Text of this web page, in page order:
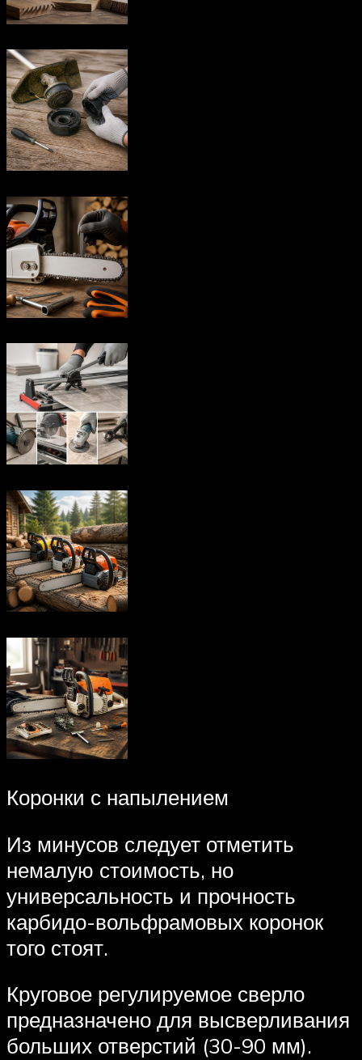
Коронки с напылением
Из минусов следует отметить
немалую стоимость, но
универсальность и прочность
карбидо-вольфрамовых коронок
того стоят.
Круговое регулируемое сверло
предназначено для высверливания
больших отверстий (30-90 мм).